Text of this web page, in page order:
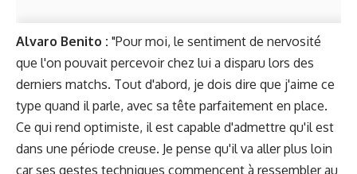
Alvaro Benito : "Pour moi, le sentiment de nervosité
que l'on pouvait percevoir chez lui a disparu lors des
derniers matchs. Tout d'abord, je dois dire que j'aime ce
type quand il parle, avec sa tête parfaitement en place.
Ce qui rend optimiste, il est capable d'admettre qu'il est
dans une période creuse. Je pense qu'il va aller plus loin
car ses gestes techniques commencent à ressembler au